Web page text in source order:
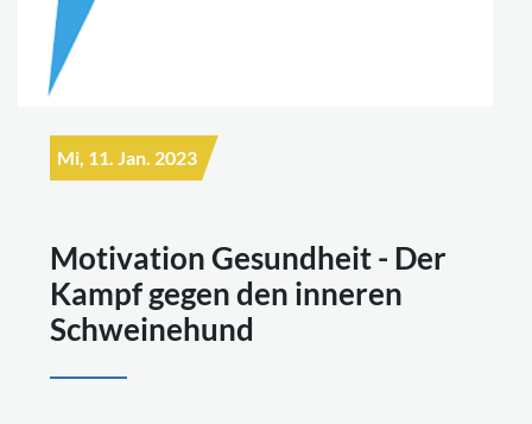
Mi, 11. Jan. 2023
Motivation Gesundheit - Der
Kampf gegen den inneren
Schweinehund